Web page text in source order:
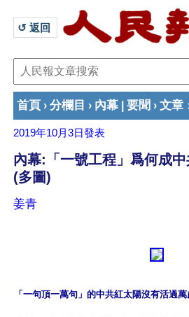
↺ 返回
首頁 › 分欄目 › 內幕 要聞 › 文章
2019年10月3日發表
內幕:「一號工程」爲何成
(多圖)
姜青
「一句頂一萬句」的中共紅太陽沒有活過萬